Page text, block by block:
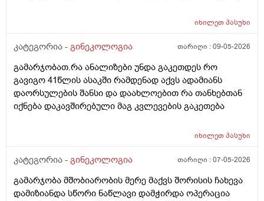
რამდენადსაყურადᲦებოა და Თუ დაეხმარება ეს
იხილეთპასუხი
კატეგორია - გინეკოლოგია თარიღი :09-05-2026
გამარჯობათ.რა ანალიზები უნდა გაკეთდეს რო
გავიგო 41წლის ასაკში რამდენად აქვს ადამიანს
დაორსულების შანსი და დაახლოებით რა თანხებთან
იქნება დაკავშირებული მაგ კვლევების გაკეთება
იხილეთპასუხი
კატეგორია - გინეკოლოგია თარიღი :07-05-2026
გამარჯობა მშობიარობის მერე მაქვს შორისის ჩახევა
დამიზიანდა სწორი ნაწლავი დამჭირდა ოპერაცია